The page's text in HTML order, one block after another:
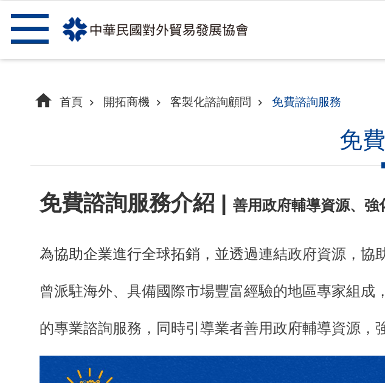
跳到主要內容區塊
首頁 開拓商機 客製化諮詢顧問 免費諮詢服務
免
免費諮詢服務介紹 | 善用政府輔導資源、強
為協助企業進行全球拓銷，並透過連結政府資源，協
曾派駐海外、具備國際市場豐富經驗的地區專家組
的專業諮詢服務，同時引導業者善用政府輔導資源，